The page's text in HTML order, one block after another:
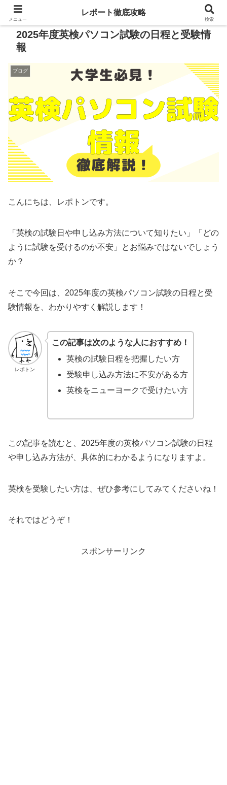
2025年度英検パソコン試験の日程と受験情
報
ブログ
こんにちは、レポトンです。
「英検の試験日や申し込み方法について知りたい」「どの
ように試験を受けるのか不安」とお悩みではないでしょう
か？
そこで今回は、2025年度の英検パソコン試験の日程と受
験情報を、わかりやすく解説します！
レポトン
この記事は次のような人におすすめ！
英検の試験日程を把握したい方
受験申し込み方法に不安がある方
英検をニューヨークで受けたい方
この記事を読むと、2025年度の英検パソコン試験の日程
や申し込み方法が、具体的にわかるようになりますよ。
英検を受験したい方は、ぜひ参考にしてみてくださいね！
それではどうぞ！
スポンサーリンク
メニュー
レポート徹底攻略
検索